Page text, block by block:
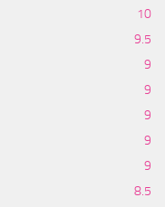
10
9.5
9
9
9
9
9
8.5